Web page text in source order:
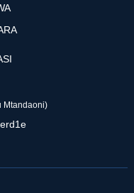
Mtandaoni)